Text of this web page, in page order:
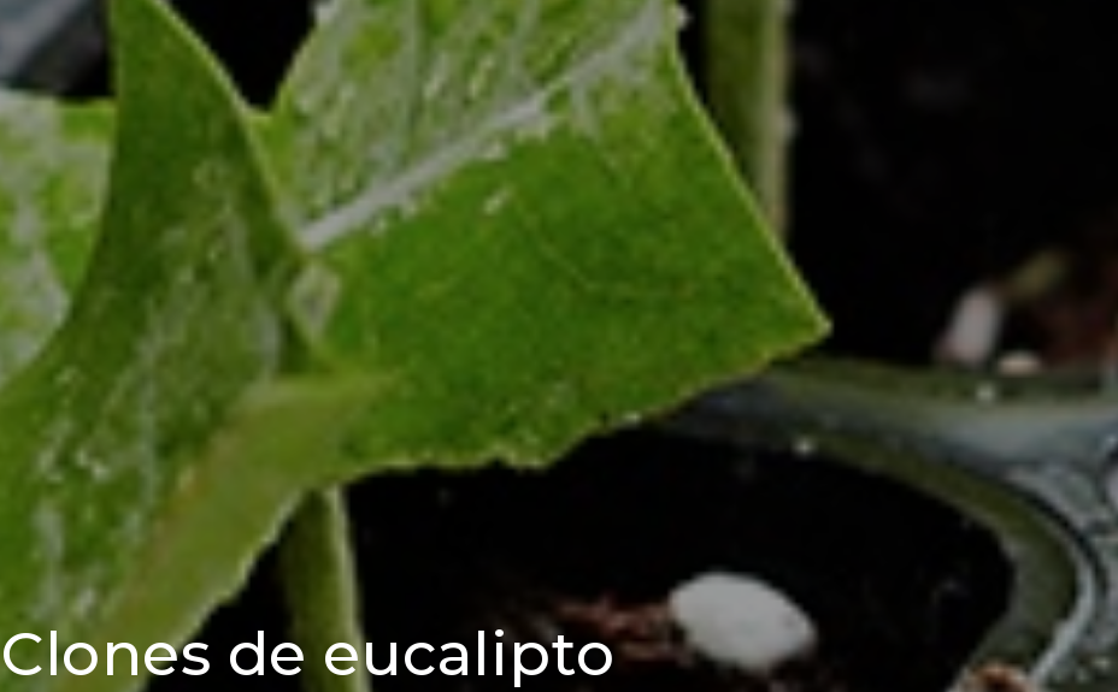
Clones de eucalipto